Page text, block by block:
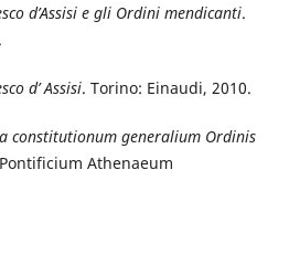
d’Assisi e gli Ordini mendicanti.
d’ Assisi. Torino: Einaudi, 2010.
constitutionum generalium Ordinis
Athenaeum